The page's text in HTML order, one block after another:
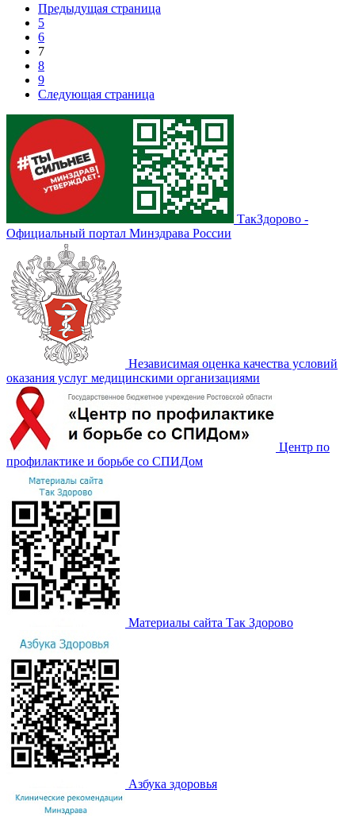
Предыдущая страница
5
6
7
8
9
Следующая страница
ТакЗдорово -
Официальный портал Минздрава России
Независимая оценка качества условий
оказания услуг медицинскими организациями
Центр по
профилактике и борьбе со СПИДом
Материалы сайта Так Здорово
Азбука здоровья